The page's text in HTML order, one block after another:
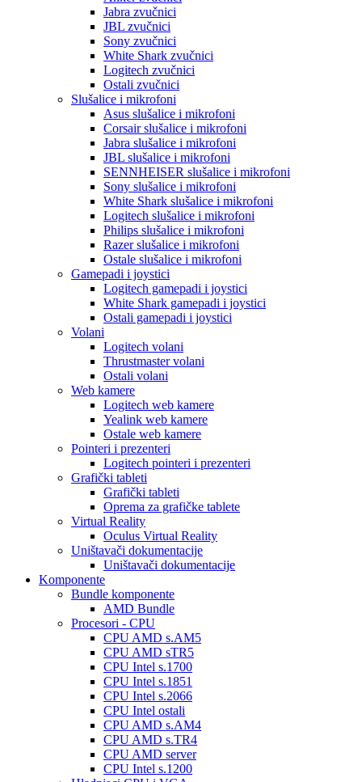
Jabra zvučnici
JBL zvučnici
Sony zvučnici
White Shark zvučnici
Logitech zvučnici
Ostali zvučnici
Slušalice i mikrofoni
Asus slušalice i mikrofoni
Corsair slušalice i mikrofoni
Jabra slušalice i mikrofoni
JBL slušalice i mikrofoni
SENNHEISER slušalice i mikrofoni
Sony slušalice i mikrofoni
White Shark slušalice i mikrofoni
Logitech slušalice i mikrofoni
Philips slušalice i mikrofoni
Razer slušalice i mikrofoni
Ostale slušalice i mikrofoni
Gamepadi i joystici
Logitech gamepadi i joystici
White Shark gamepadi i joystici
Ostali gamepadi i joystici
Volani
Logitech volani
Thrustmaster volani
Ostali volani
Web kamere
Logitech web kamere
Yealink web kamere
Ostale web kamere
Pointeri i prezenteri
Logitech pointeri i prezenteri
Grafički tableti
Grafički tableti
Oprema za grafičke tablete
Virtual Reality
Oculus Virtual Reality
Uništavači dokumentacije
Uništavači dokumentacije
Komponente
Bundle komponente
AMD Bundle
Procesori - CPU
CPU AMD s.AM5
CPU AMD sTR5
CPU Intel s.1700
CPU Intel s.1851
CPU Intel s.2066
CPU Intel ostali
CPU AMD s.AM4
CPU AMD s.TR4
CPU AMD server
CPU Intel s.1200